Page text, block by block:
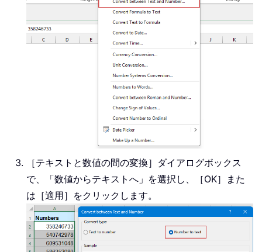
［テキストと数値の間の変換］ダイアログボックス
で、「数値からテキストへ」を選択し、［OK］また
は［適用］をクリックします。